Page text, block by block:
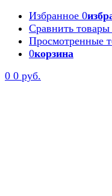
Избранное 0
Сравнить товары
Просмотренные
0корзина
0 0 руб.